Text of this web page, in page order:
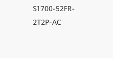
S1700-52FR-
2T2P-AC